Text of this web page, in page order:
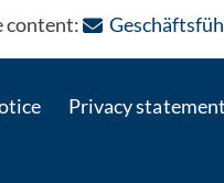
content:
Privacy statement